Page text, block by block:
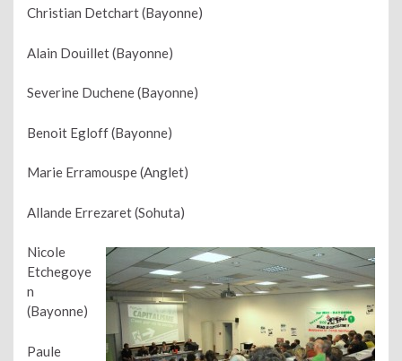
Christian Detchart (Bayonne)
Alain Douillet (Bayonne)
Severine Duchene (Bayonne)
Benoit Egloff (Bayonne)
Marie Erramouspe (Anglet)
Allande Errezaret (Sohuta)
Nicole
Etchegoye
n
(Bayonne)
Paule